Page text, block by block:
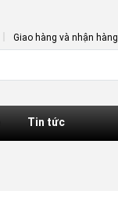
Giao hàng và nhận hàng
Tin tức